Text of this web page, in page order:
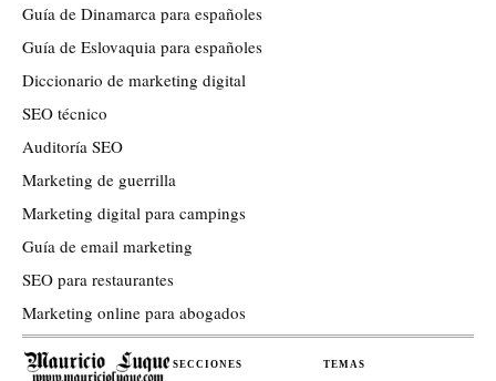
Guía de Dinamarca para españoles
Guía de Eslovaquia para españoles
Diccionario de marketing digital
SEO técnico
Auditoría SEO
Marketing de guerrilla
Marketing digital para campings
Guía de email marketing
SEO para restaurantes
Marketing online para abogados
SECCIONES TEMAS